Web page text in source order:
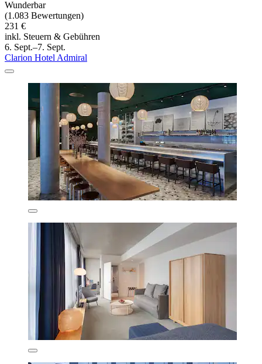
Wunderbar
(1.083 Bewertungen)
231 €
inkl. Steuern & Gebühren
6. Sept.–7. Sept.
Clarion Hotel Admiral